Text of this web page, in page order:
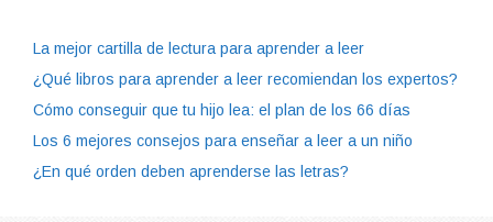
La mejor cartilla de lectura para aprender a leer
¿Qué libros para aprender a leer recomiendan los expertos?
Cómo conseguir que tu hijo lea: el plan de los 66 días
Los 6 mejores consejos para enseñar a leer a un niño
¿En qué orden deben aprenderse las letras?